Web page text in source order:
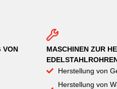
VON
MASCHINEN ZUR
Herstellung von
Herstellung von